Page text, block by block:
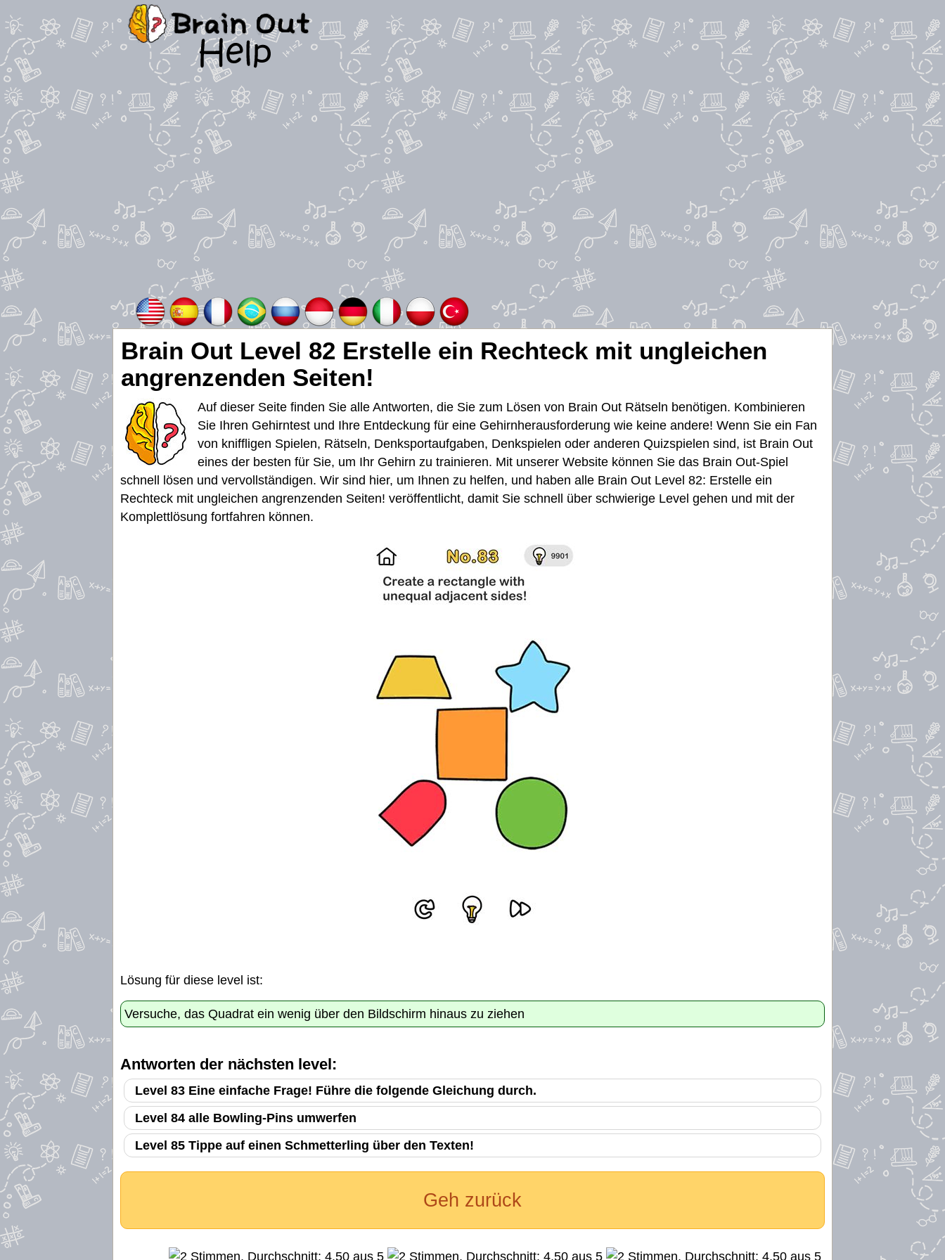
Brain Out Level 82 Erstelle ein Rechteck mit ungleichen
angrenzenden Seiten!
Auf dieser Seite finden Sie alle Antworten, die Sie zum Lösen von Brain Out Rätseln benötigen. Kombinieren
Sie Ihren Gehirntest und Ihre Entdeckung für eine Gehirnherausforderung wie keine andere! Wenn Sie ein Fan
von kniffligen Spielen, Rätseln, Denksportaufgaben, Denkspielen oder anderen Quizspielen sind, ist Brain Out
eines der besten für Sie, um Ihr Gehirn zu trainieren. Mit unserer Website können Sie das Brain Out-Spiel
schnell lösen und vervollständigen. Wir sind hier, um Ihnen zu helfen, und haben alle Brain Out Level 82: Erstelle ein
Rechteck mit ungleichen angrenzenden Seiten! veröffentlicht, damit Sie schnell über schwierige Level gehen und mit der
Komplettlösung fortfahren können.
Lösung für diese level ist:
Versuche, das Quadrat ein wenig über den Bildschirm hinaus zu ziehen
Antworten der nächsten level:
Level 83 Eine einfache Frage! Führe die folgende Gleichung durch.
Level 84 alle Bowling-Pins umwerfen
Level 85 Tippe auf einen Schmetterling über den Texten!
Geh zurück